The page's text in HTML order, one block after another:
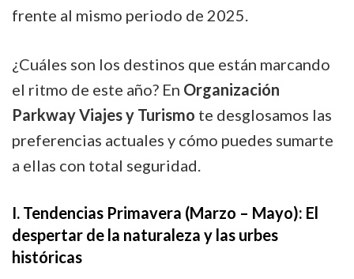
frente al mismo periodo de 2025.
¿Cuáles son los destinos que están marcando
el ritmo de este año? En Organización
Parkway Viajes y Turismo te desglosamos las
preferencias actuales y cómo puedes sumarte
a ellas con total seguridad.
I. Tendencias Primavera (Marzo – Mayo): El
despertar de la naturaleza y las urbes
históricas